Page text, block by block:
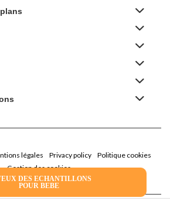
DES ECHANTILLONS
POUR BEBE
légales Privacy policy
Politique cookies
Gestion des cookies